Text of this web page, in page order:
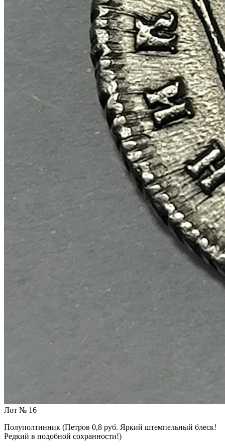
Лот № 16
Полуполтинник (Петров 0,8 руб. Яркий штемпельный блеск!
Редкий в подобной сохранности!)